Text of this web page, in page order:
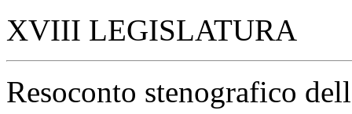
XVIII LEGISLATURA
Resoconto stenografico